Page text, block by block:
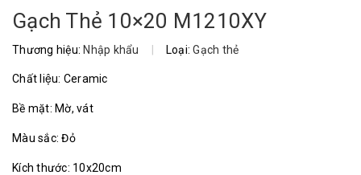
Gạch Thẻ 10×20 M1210XY
Thương hiệu:Nhập khẩu | Loại:Gạch thẻ
Chất liệu: Ceramic
Bề mặt: Mờ, vát
Màu sắc: Đỏ
Kích thước: 10x20cm